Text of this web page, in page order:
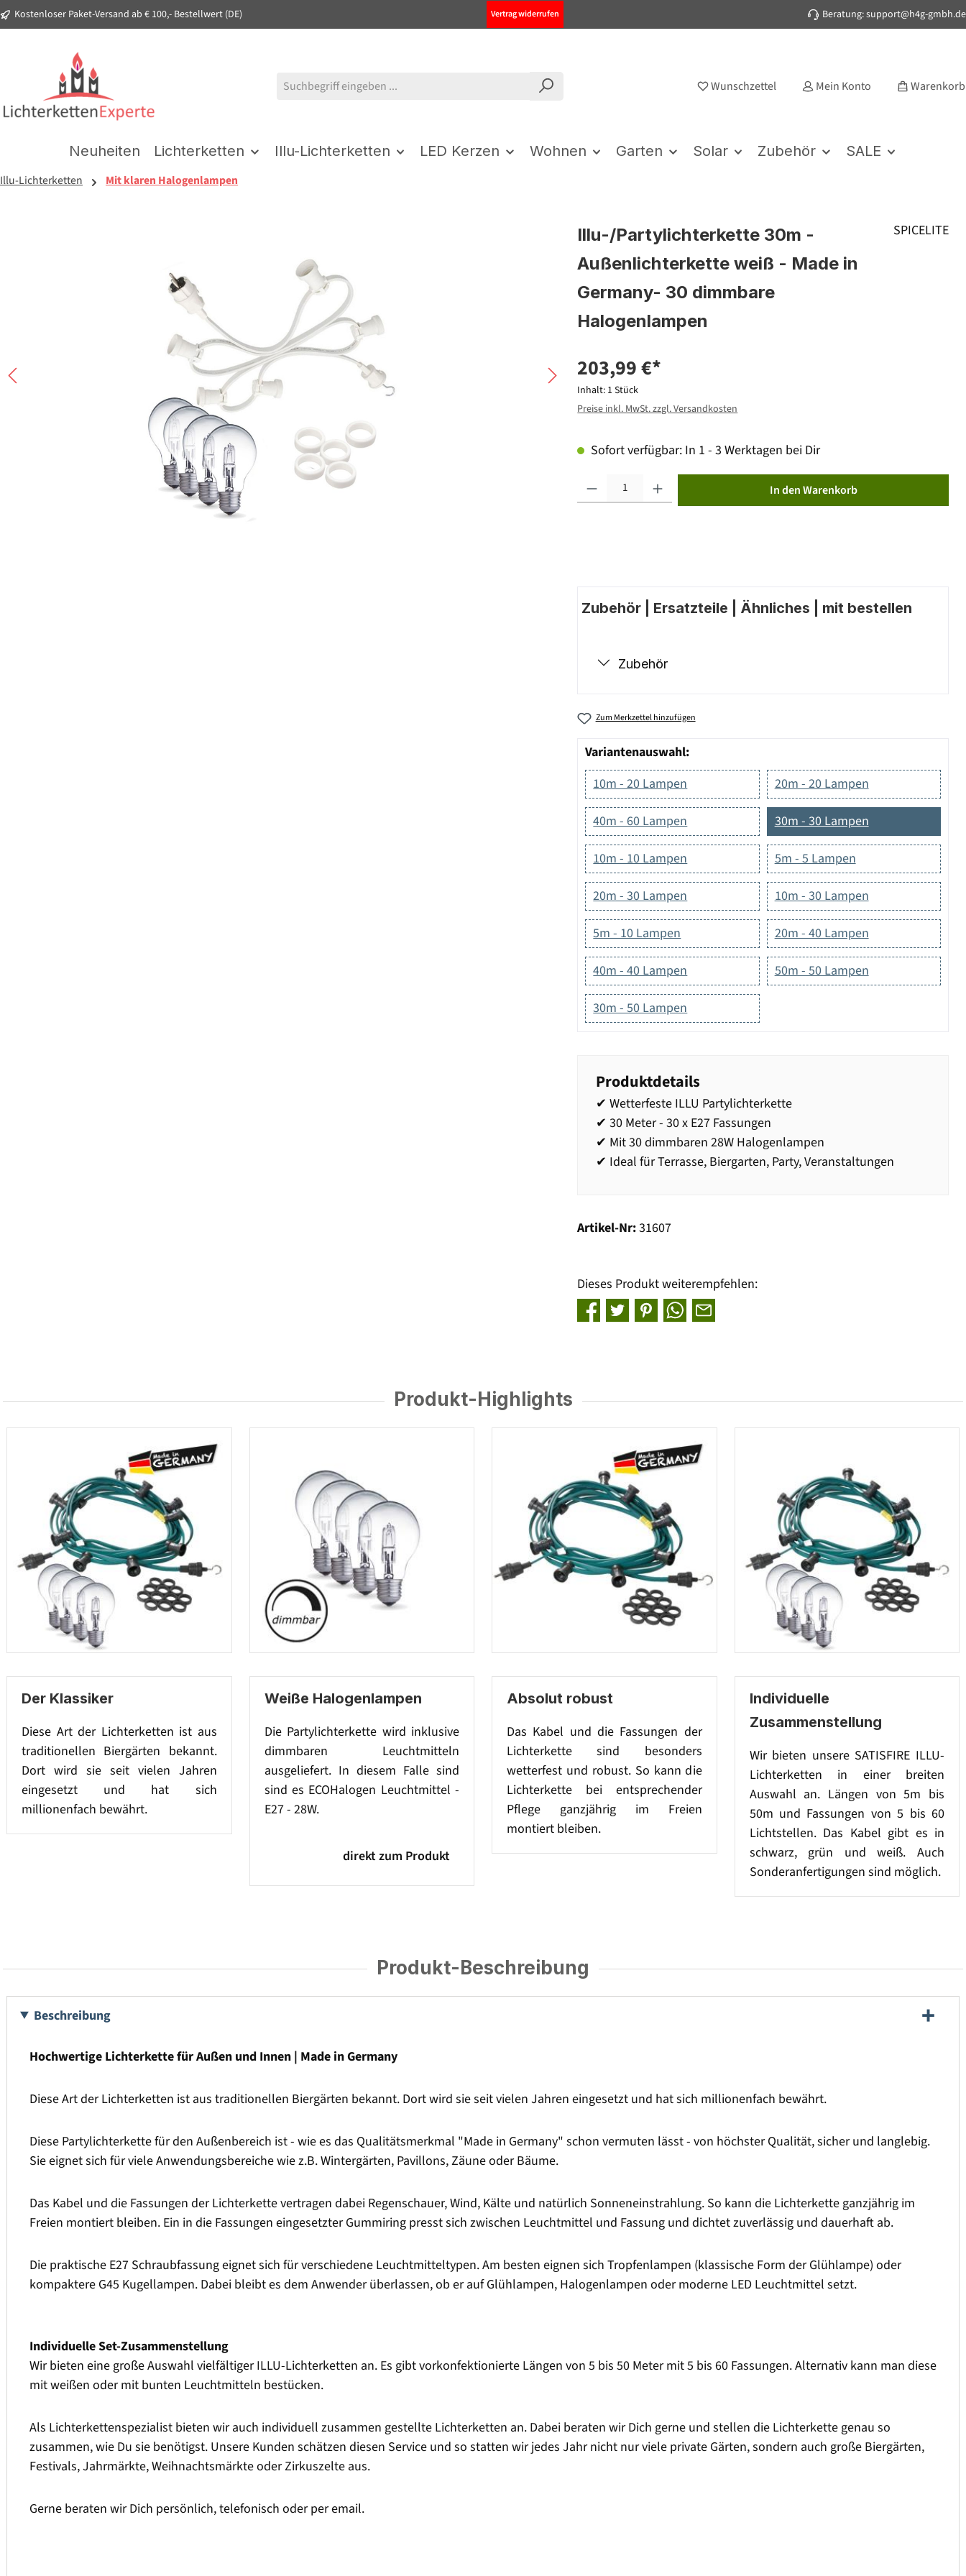
Zur Hauptnavigation springen
Kostenloser Paket-Versand ab € 100,- Bestellwert (DE) Vertrag widerrufen Beratung: support@h4g-gmbh.de
Wunschzettel Mein Konto Warenkorb
Neuheiten Lichterketten Illu-Lichterketten LED Kerzen Wohnen Garten Solar Zubehör SALE
Illu-Lichterketten Mit klaren Halogenlampen
Illu-/Partylichterkette 30m -
Außenlichterkette weiß - Made in
Germany- 30 dimmbare
Halogenlampen
SPICELITE
203,99 €*
Inhalt: 1 Stück
Preise inkl. MwSt. zzgl. Versandkosten
Sofort verfügbar: In 1 - 3 Werktagen bei Dir
In den Warenkorb
Zubehör | Ersatzteile | Ähnliches | mit bestellen
Zubehör
Zum Merkzettel hinzufügen
Variantenauswahl:
10m - 20 Lampen
20m - 20 Lampen
40m - 60 Lampen 30m - 30 Lampen
10m - 10 Lampen 5m - 5 Lampen
20m - 30 Lampen 10m - 30 Lampen
5m - 10 Lampen 20m - 40 Lampen
40m - 40 Lampen 50m - 50 Lampen
30m - 50 Lampen
Produktdetails
✔ Wetterfeste ILLU Partylichterkette
✔ 30 Meter - 30 x E27 Fassungen
✔ Mit 30 dimmbaren 28W Halogenlampen
✔ Ideal für Terrasse, Biergarten, Party, Veranstaltungen
Artikel-Nr:31607
Dieses Produkt weiterempfehlen:
Produkt-Highlights
Der Klassiker
Diese Art der Lichterketten ist aus
traditionellen Biergärten bekannt.
Dort wird sie seit vielen Jahren
eingesetzt und hat sich
millionenfach bewährt.
Weiße Halogenlampen
Die Partylichterkette wird inklusive
dimmbaren Leuchtmitteln
ausgeliefert. In diesem Falle sind
sind es ECOHalogen Leuchtmittel -
E27 - 28W.
direkt zum Produkt
Absolut robust
Das Kabel und die Fassungen der
Lichterkette sind besonders
wetterfest und robust. So kann die
Lichterkette bei entsprechender
Pflege ganzjährig im Freien
montiert bleiben.
Individuelle
Zusammenstellung
Wir bieten unsere SATISFIRE ILLU-
Lichterketten in einer breiten
Auswahl an. Längen von 5m bis
50m und Fassungen von 5 bis 60
Lichtstellen. Das Kabel gibt es in
schwarz, grün und weiß. Auch
Sonderanfertigungen sind möglich.
Produkt-Beschreibung
Beschreibung
Hochwertige Lichterkette für Außen und Innen | Made in Germany
Diese Art der Lichterketten ist aus traditionellen Biergärten bekannt. Dort wird sie seit vielen Jahren eingesetzt und hat sich millionenfach bewährt.
Diese Partylichterkette für den Außenbereich ist - wie es das Qualitätsmerkmal "Made in Germany" schon vermuten lässt - von höchster Qualität, sicher und langlebig.
Sie eignet sich für viele Anwendungsbereiche wie z.B. Wintergärten, Pavillons, Zäune oder Bäume.
Das Kabel und die Fassungen der Lichterkette vertragen dabei Regenschauer, Wind, Kälte und natürlich Sonneneinstrahlung. So kann die Lichterkette ganzjährig im
Freien montiert bleiben. Ein in die Fassungen eingesetzter Gummiring presst sich zwischen Leuchtmittel und Fassung und dichtet zuverlässig und dauerhaft ab.
Die praktische E27 Schraubfassung eignet sich für verschiedene Leuchtmitteltypen. Am besten eignen sich Tropfenlampen (klassische Form der Glühlampe) oder
kompaktere G45 Kugellampen. Dabei bleibt es dem Anwender überlassen, ob er auf Glühlampen, Halogenlampen oder moderne LED Leuchtmittel setzt.
Individuelle Set-Zusammenstellung
Wir bieten eine große Auswahl vielfältiger ILLU-Lichterketten an. Es gibt vorkonfektionierte Längen von 5 bis 50 Meter mit 5 bis 60 Fassungen. Alternativ kann man diese
mit weißen oder mit bunten Leuchtmitteln bestücken.
Als Lichterkettenspezialist bieten wir auch individuell zusammen gestellte Lichterketten an. Dabei beraten wir Dich gerne und stellen die Lichterkette genau so
zusammen, wie Du sie benötigst. Unsere Kunden schätzen diesen Service und so statten wir jedes Jahr nicht nur viele private Gärten, sondern auch große Biergärten,
Festivals, Jahrmärkte, Weihnachtsmärkte oder Zirkuszelte aus.
Gerne beraten wir Dich persönlich, telefonisch oder per email.